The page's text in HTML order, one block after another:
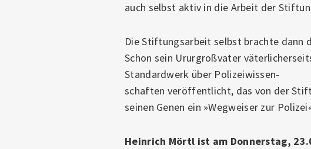
auch selbst aktiv in die Arbeit der
Die Stiftungsarbeit selbst brachte dann
Schon sein Ururgroßvater
Standardwerk über Polizeiwissen-
schaften veröffentlicht, das von der
seinen Genen ein »Wegweiser zur
Heinrich Mörtl ist am Donnerstag,